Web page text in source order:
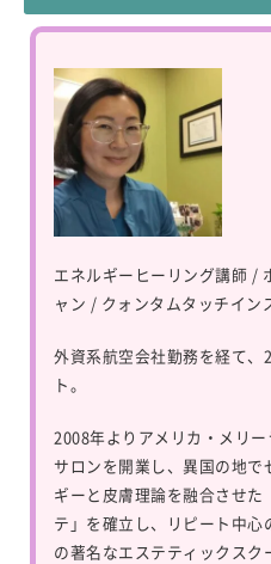
エネルギーヒーリング講師 /
ャン / クォンタムタッチイン
外資系航空会社勤務を経て、
ト。
2008年よりアメリカ・メリ
サロンを開業し、異国の地
ギーと皮膚理論を融合させた
テ」を確立し、リピート中
の著名なエステティックス